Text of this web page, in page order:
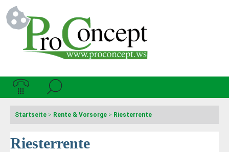
Startseite > Rente & Vorsorge > Riesterrente
Riesterrente